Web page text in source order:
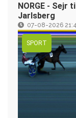
NORGE - Sejr
Jarlsberg
07-08-2026
SPORT